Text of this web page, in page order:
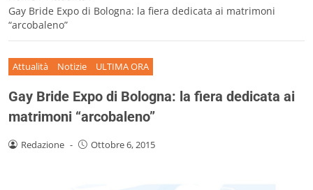
Gay Bride Expo di Bologna: la fiera dedicata ai matrimoni
“arcobaleno”
Attualità Notizie ULTIMA ORA
Gay Bride Expo di Bologna: la fiera dedicata ai
matrimoni “arcobaleno”
Redazione - Ottobre 6, 2015